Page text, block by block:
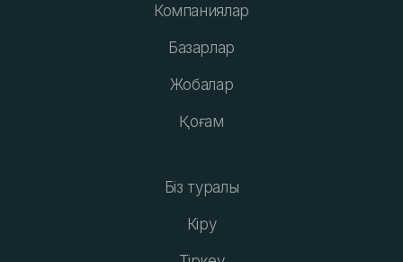
Компаниялар
Базарлар
Жобалар
Қоғам
Біз туралы
Кіру